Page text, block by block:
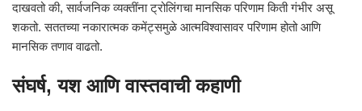
दाखवतो की, सार्वजनिक व्यक्तींना ट्रोलिंगचा मानसिक परिणाम किती गंभीर असू
शकतो. सततच्या नकारात्मक कमेंट्समुळे आत्मविश्वासावर परिणाम होतो आणि
मानसिक तणाव वाढतो.
संघर्ष, यश आणि वास्तवाची कहाणी